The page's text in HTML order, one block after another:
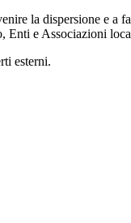
la dispersione e a
Enti e Associazioni
esterni.